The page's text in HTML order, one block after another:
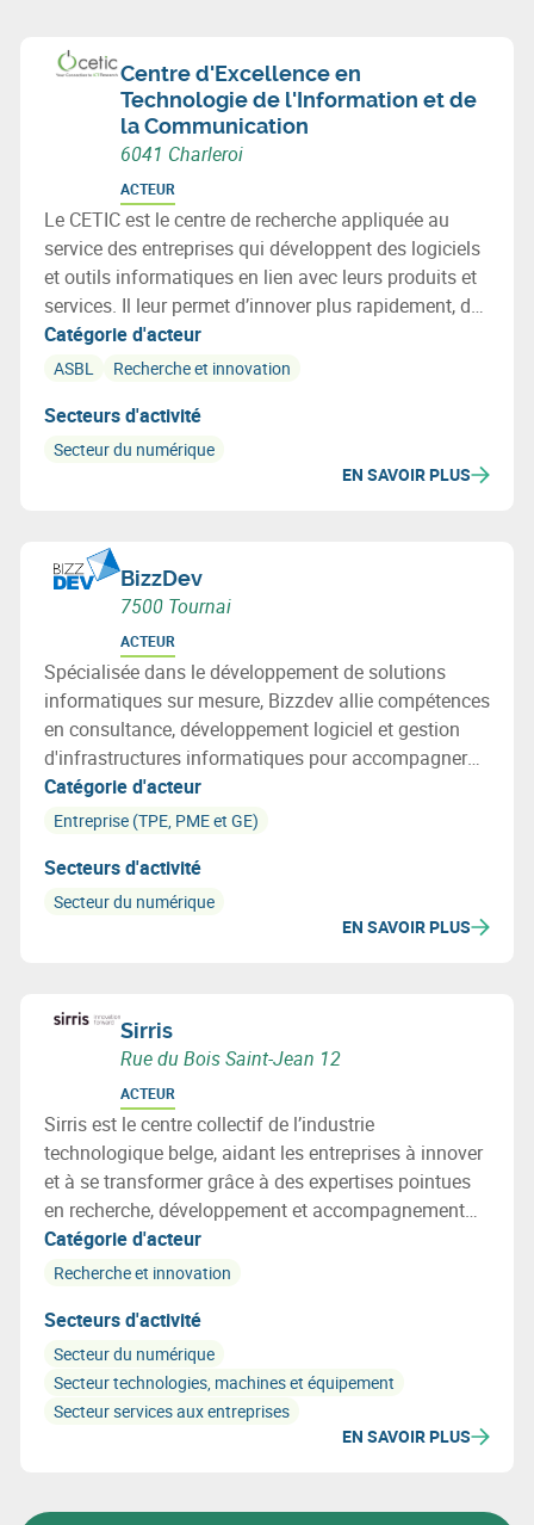
Centre d'Excellence en
Technologie de l'Information et de
la Communication
6041 Charleroi
ACTEUR
Le CETIC est le centre de recherche appliquée au
service des entreprises qui développent des logiciels
et outils informatiques en lien avec leurs produits et
services. Il leur permet d’innover plus rapidement, de
diminuer les risques, et d’intégrer les meilleures
technologies issues de la recherche.
Catégorie d'acteur
ASBL Recherche et innovation
Secteurs d'activité
Secteur du numérique
EN SAVOIR PLUS
BizzDev
7500 Tournai
ACTEUR
Spécialisée dans le développement de solutions
informatiques sur mesure, Bizzdev allie compétences
en consultance, développement logiciel et gestion
d'infrastructures informatiques pour accompagner
ses clients dans l’optimisation de leurs
performances. BizzDev propose également des outils
au suivi des émissions carbone des activités.
Catégorie d'acteur
Entreprise (TPE, PME et GE)
Secteurs d'activité
Secteur du numérique
EN SAVOIR PLUS
Sirris
Rue du Bois Saint-Jean 12
ACTEUR
Sirris est le centre collectif de l’industrie
technologique belge, aidant les entreprises à innover
et à se transformer grâce à des expertises pointues
en recherche, développement et accompagnement
technologique.
Catégorie d'acteur
Recherche et innovation
Secteurs d'activité
Secteur du numérique
Secteur technologies, machines et équipement
Secteur services aux entreprises
EN SAVOIR PLUS